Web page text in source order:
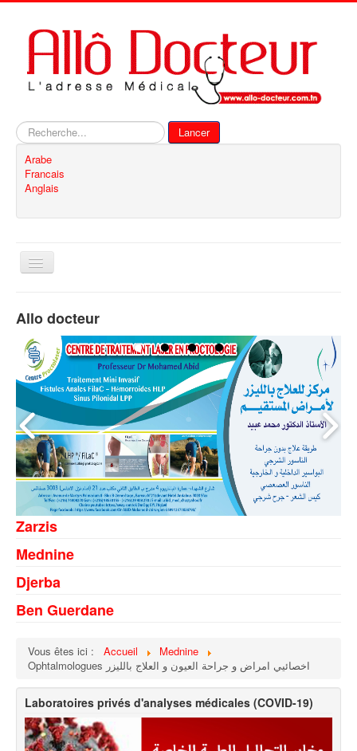
Rechercher
Lancer
Arabe
Francais
Anglais
Basculer
Contact
Allo docteur
Zarzis
Mednine
Djerba
Ben Guerdane
Vous êtes ici : Accueil
Mednine
Ophtalmologues اخصائيي امراض و جراحة العيون و العلاج بالليزر
Laboratoires privés d'analyses médicales (COVID-19)